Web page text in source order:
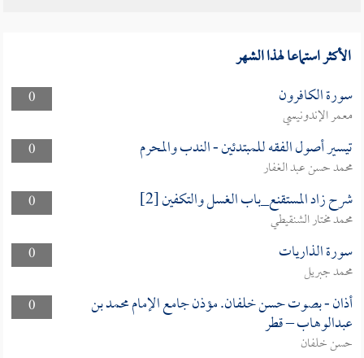
الأكثر استماعا لهذا الشهر
0 سورة الكافرون
معمر الإندونيسي
0
تيسير أصول الفقه للمبتدئين - الندب والمحرم
محمد حسن عبد الغفار
0
شرح زاد المستقنع_باب الغسل والتكفين [2]
محمد مختار الشنقيطي
0
سورة الذاريات
محمد جبريل
0
أذان - بصوت حسن خلفان. مؤذن جامع الإمام محمد بن
عبدالوهاب – قطر
حسن خلفان